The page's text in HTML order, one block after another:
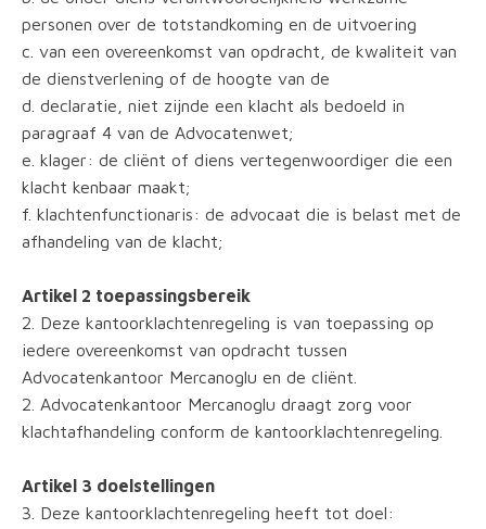
personen over de totstandkoming en de uitvoering
c. van een overeenkomst van opdracht, de kwaliteit van
de dienstverlening of de hoogte van de
d. declaratie, niet zijnde een klacht als bedoeld in
paragraaf 4 van de Advocatenwet;
e. klager: de cliënt of diens vertegenwoordiger die een
klacht kenbaar maakt;
f. klachtenfunctionaris: de advocaat die is belast met de
afhandeling van de klacht;
Artikel 2 toepassingsbereik
2. Deze kantoorklachtenregeling is van toepassing op
iedere overeenkomst van opdracht tussen
Advocatenkantoor Mercanoglu en de cliënt.
2. Advocatenkantoor Mercanoglu draagt zorg voor
klachtafhandeling conform de kantoorklachtenregeling.
Artikel 3 doelstellingen
3. Deze kantoorklachtenregeling heeft tot doel: